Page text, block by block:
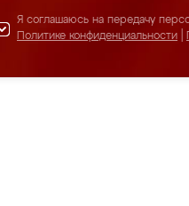
Я соглашаюсь на передачу
Политике конфиденциальности